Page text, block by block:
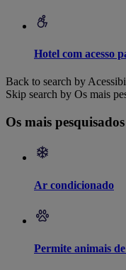
Hotel com acesso
Back to search by
Skip search by Os mais
Os mais pesquisados
Ar condicionado
Permite animais